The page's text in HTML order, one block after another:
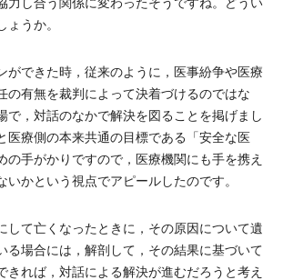
ょうか。
できた時，従来のように，医事紛争や医療
の有無を裁判によって決着づけるのではな
で，対話のなかで解決を図ることを掲げまし
医療側の本来共通の目標である「安全な医
の手がかりですので，医療機関にも手を携え
いかという視点でアピールしたのです。
て亡くなったときに，その原因について遺
る場合には，解剖して，その結果に基づいて
きれば，対話による解決が進むだろうと考え